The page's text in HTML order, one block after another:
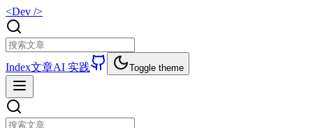
<Dev />
Index文章AI 实践 Toggle theme